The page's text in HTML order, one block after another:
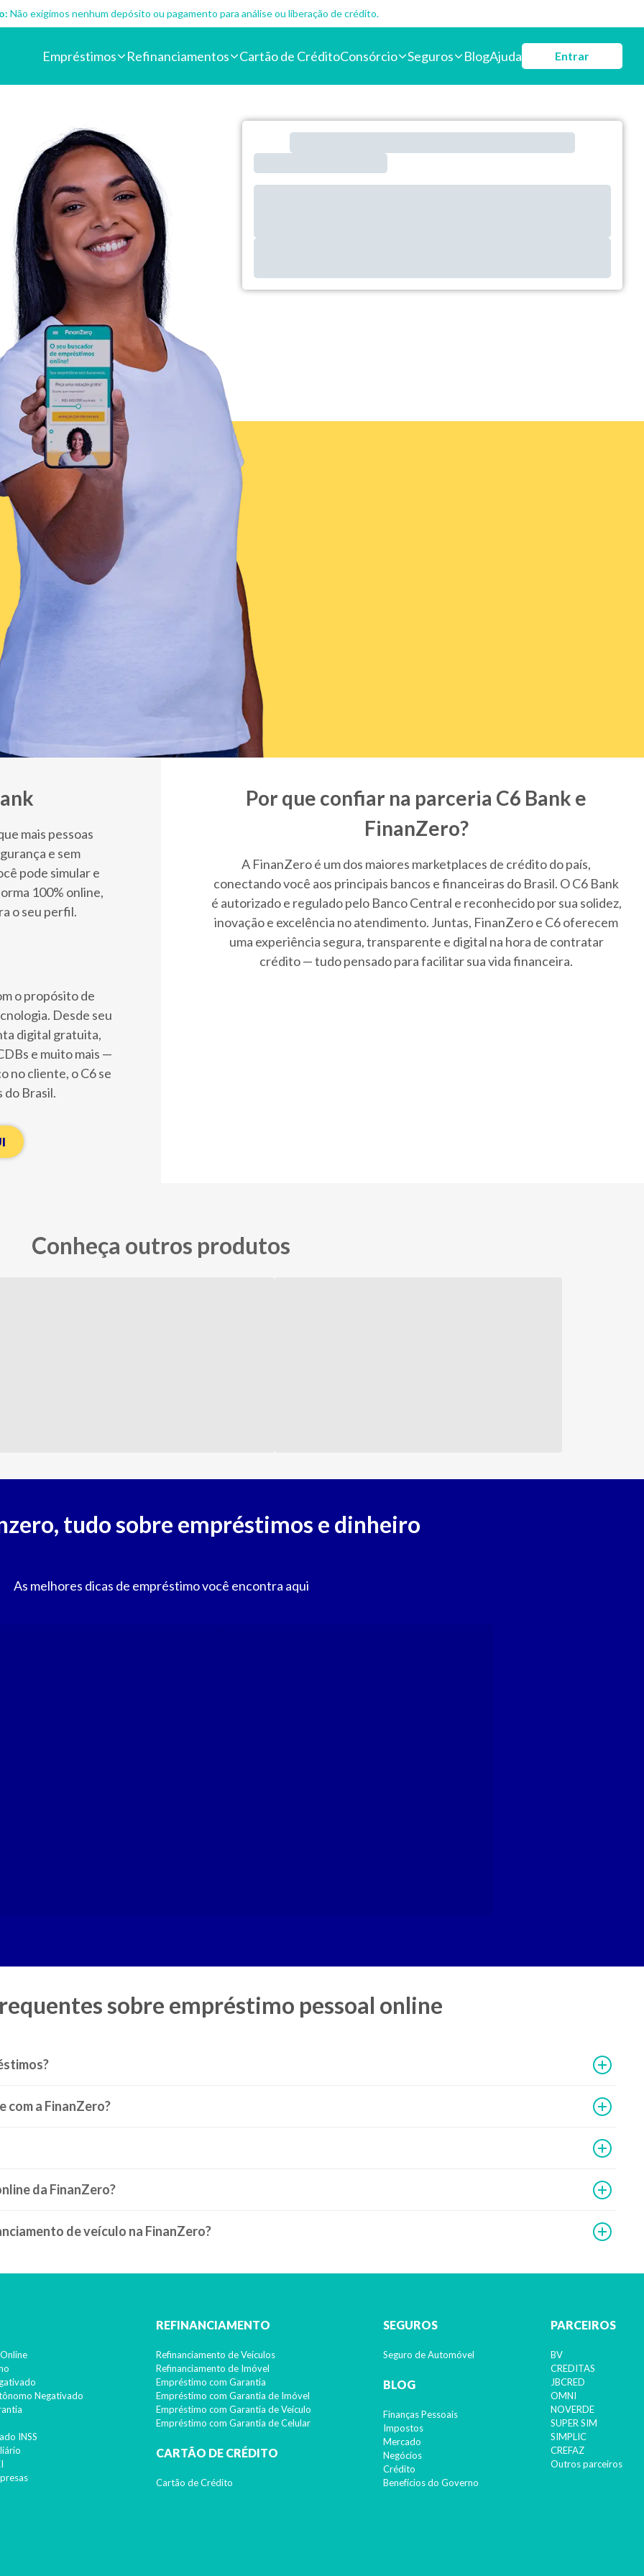
Não exigimos nenhum depósito ou pagamento para análise ou liberação de crédito.
Empréstimos Refinanciamentos Cartão de CréditoConsórcio Seguros BlogAjuda Entrar
mais pessoas
e sem
pode simular e
100% online,
o seu perfil.
o propósito de
Desde seu
digital gratuita,
e muito mais —
no cliente, o C6 se
do Brasil.
Por que confiar na parceria C6 Bank e
FinanZero?
A FinanZero é um dos maiores marketplaces de crédito do país,
conectando você aos principais bancos e financeiras do Brasil. O C6 Bank
é autorizado e regulado pelo Banco Central e reconhecido por sua solidez,
inovação e excelência no atendimento. Juntas, FinanZero e C6 oferecem
uma experiência segura, transparente e digital na hora de contratar
crédito — tudo pensado para facilitar sua vida financeira.
Conheça outros produtos
tudo sobre empréstimos e dinheiro
As melhores dicas de empréstimo você encontra aqui
ainda não entraram em acordo sobre o que fazer
sobre empréstimo pessoal online
com a FinanZero?
da FinanZero?
de veículo na FinanZero?
Negativado
INSS
REFINANCIAMENTO
Refinanciamento de Veículos
Refinanciamento de Imóvel
Empréstimo com Garantia
Empréstimo com Garantia de Imóvel
Empréstimo com Garantia de Veículo
Empréstimo com Garantia de Celular
CARTÃO DE CRÉDITO
Cartão de Crédito
SEGUROS
Seguro de Automóvel
BLOG
Finanças Pessoais
Impostos
Mercado
Negócios
Crédito
Benefícios do Governo
PARCEIROS
BV
CREDITAS
JBCRED
OMNI
NOVERDE
SUPER SIM
SIMPLIC
CREFAZ
Outros parceiros